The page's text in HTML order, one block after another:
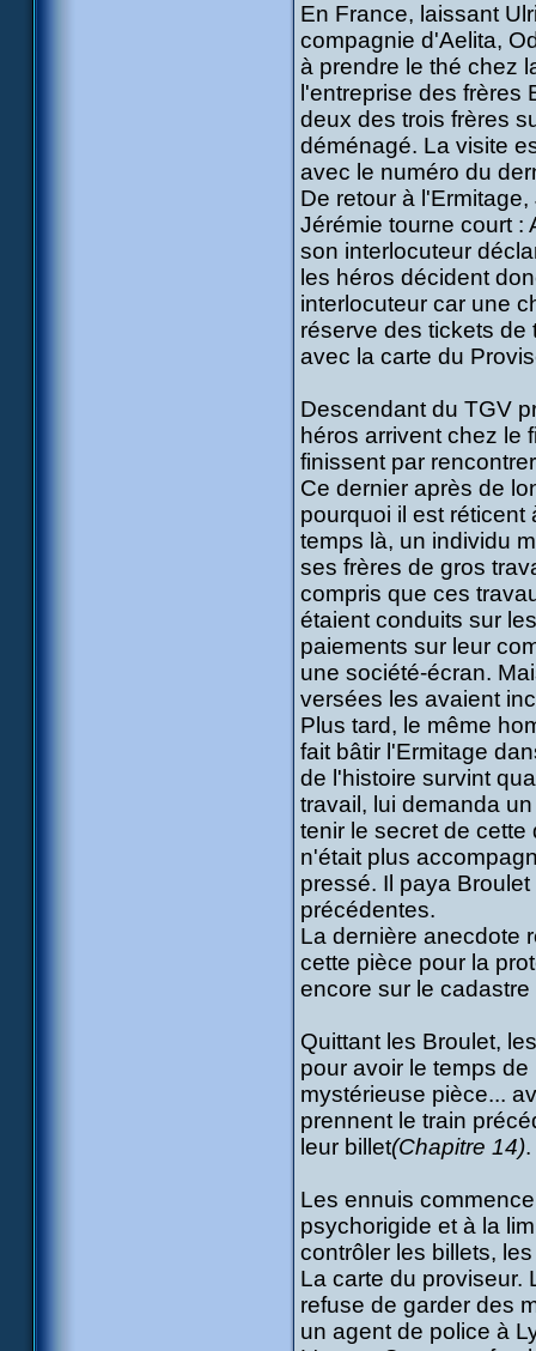
En France, laissant
compagnie d'Aelita,
à prendre le thé chez
l'entreprise des frères
deux des trois frères
déménagé. La visite
avec le numéro du
De retour à
Jérémie tourne court :
son interlocuteur
les héros décident
interlocuteur car une
réserve des tickets de
avec la carte du
Descendant du TGV
héros arrivent chez le
finissent par
Ce dernier après de
pourquoi il est
temps là, un individu
ses frères de gros
compris que ces
étaient conduits sur
paiements sur leur
une société-écran.
versées les avaient
Plus tard, le même
fait bâtir l'Ermitage
de l'histoire survint
travail, lui demanda
tenir le secret de
n'était plus
pressé. Il paya
précédentes.
La dernière anecdote
cette pièce pour la
encore sur le
Quittant les Broulet,
pour avoir le temps
mystérieuse pièce...
prennent le train
leur billet(Chapitre 14).
Les ennuis
psychorigide et à la
contrôler les billets,
La carte du proviseur.
refuse de garder des
un agent de police à